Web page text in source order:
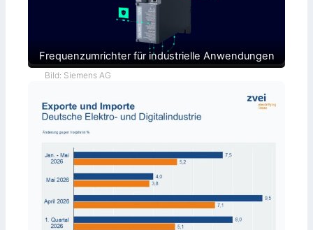
Frequenzumrichter für industrielle Anwendungen
Bild: Siemens AG